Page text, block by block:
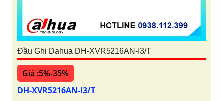
Đầu Ghi Dahua DH-XVR5216AN-I3/T
Giá :5%-35%
DH-XVR5216AN-I3/T